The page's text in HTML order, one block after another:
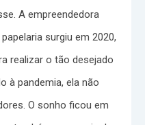
A empreendedora
surgiu em 2020,
realizar o tão desejado
à pandemia, ela não
O sonho ficou em